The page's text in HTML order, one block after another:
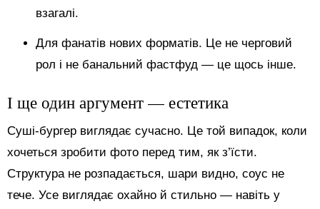
взагалі.
Для фанатів нових форматів. Це не черговий
рол і не банальний фастфуд — це щось інше.
І ще один аргумент — естетика
Суші-бургер виглядає сучасно. Це той випадок, коли
хочеться зробити фото перед тим, як з’їсти.
Структура не розпадається, шари видно, соус не
тече. Усе виглядає охайно й стильно — навіть у